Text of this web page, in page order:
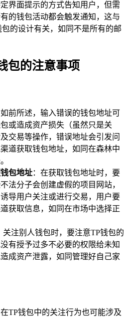
界面提示的方式告知用户，但需
的钱包活动都会触发通知，这与
包的设计有关，如同不是所有的邮
包的注意事项
如前所述，输入错误的钱包地址可
或造成资产损失（虽然只是关
交易等操作，错误地址会引发问
道获取钱包地址，如同在森林中
包地址：在获取钱包地址时，要
法分子会创建虚假的项目网站，
导用户关注或进行交易，用户要
获取信息，如同在市场中选择正
关注别人钱包时，要注意TP钱包的
有授予过多不必要的权限给未知
成资产泄露，如同管理好自己家
TP钱包中的关注行为也可能涉及